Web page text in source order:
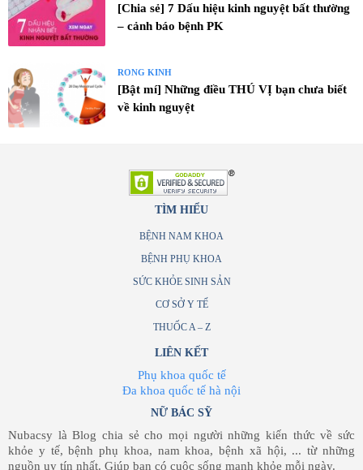
[Chia sẻ] 7 Dấu hiệu kinh nguyệt bất thường
– cảnh báo bệnh PK
RONG KINH
[Bật mí] Những điều THÚ VỊ bạn chưa biết
về kinh nguyệt
TÌM HIỂU
BỆNH NAM KHOA
BỆNH PHỤ KHOA
SỨC KHỎE SINH SẢN
CƠ SỞ Y TẾ
THUỐC A – Z
LIÊN KẾT
Phụ khoa quốc tế
Đa khoa quốc tế hà nội
NỮ BÁC SỸ
Nubacsy là Blog chia sẻ cho mọi người những kiến thức về sức
khỏe y tế, bệnh phụ khoa, nam khoa, bệnh xã hội, ... từ những
nguồn uy tín nhất. Giúp bạn có cuộc sống mạnh khỏe mỗi ngày.